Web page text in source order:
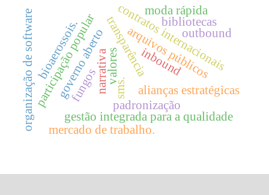
padronização
narrativatransparência
governo aberto
participação popular alianças estratégicas
contratos internacionais
sms.
gestão integrada para a qualidade
arquivos públicos
mercado de trabalho.
organização de software bibliotecas
fungos
bioaerossois. valores
moda rápida
inbound
outbound